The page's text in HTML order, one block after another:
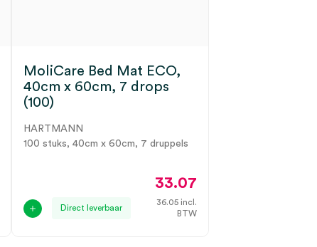
MoliCare Bed Mat ECO,
40cm x 60cm, 7 drops
(100)
HARTMANN
100 stuks, 40cm x 60cm, 7 druppels
Direct leverbaar
33.07
36.05 incl.
BTW